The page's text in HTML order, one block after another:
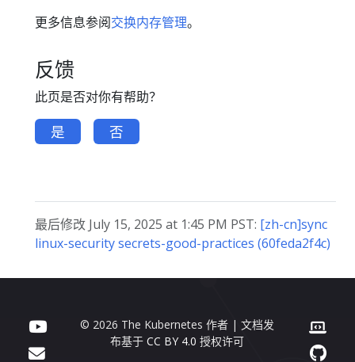
更多信息参阅交换内存管理。
反馈
此页是否对你有帮助？
是 否
最后修改 July 15, 2025 at 1:45 PM PST: [zh-cn]sync
linux-security secrets-good-practices (60feda2f4c)
© 2026 The Kubernetes 作者 | 文档发
布基于CC BY 4.0 授权许可